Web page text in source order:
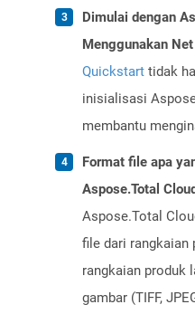
Dimulai dengan
Menggunakan
Quickstart tidak
inisialisasi
membantu
Format file apa
Aspose.Total
Aspose.Total
file dari rangkaian
rangkaian produk
gambar (TIFF,